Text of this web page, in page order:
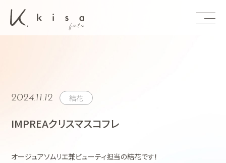
東京 恵
2024.11.12 結花
IMPREAクリスマスコフレ
オージュアソムリエ兼ビューティ担当の結花です！